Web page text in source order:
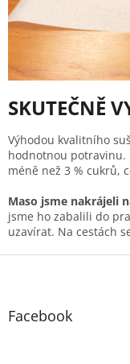
SKUTEČNĚ
Výhodou kvalitního
hodnotnou potravinu.
méně než 3 % cukrů,
Maso jsme nakrájeli
jsme ho zabalili do
uzavírat. Na cestách
Z
Facebook